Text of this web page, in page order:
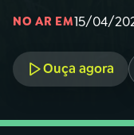
06VIDEOCASTS
NO AR EM15/04/
Ouça agora